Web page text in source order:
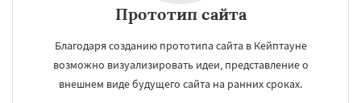
Прототип сайта
Благодаря созданию прототипа сайта в Кейптауне
возможно визуализировать идеи, представление о
внешнем виде будущего сайта на ранних сроках.